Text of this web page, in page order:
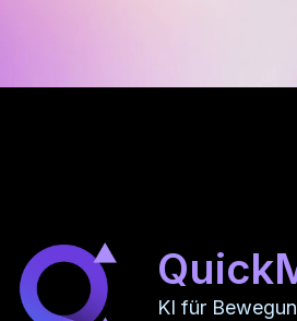
KI für